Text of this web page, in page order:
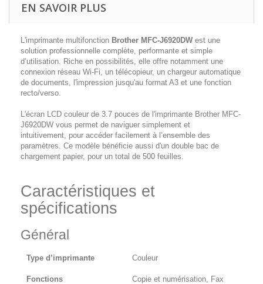
EN SAVOIR PLUS
L'imprimante multifonction Brother MFC-J6920DW est une
solution professionnelle complète, performante et simple
d’utilisation. Riche en possibilités, elle offre notamment une
connexion réseau Wi-Fi, un télécopieur, un chargeur automatique
de documents, l'impression jusqu'au format A3 et une fonction
recto/verso.
L'écran LCD couleur de 3.7 pouces de l'imprimante Brother MFC-
J6920DW vous permet de naviguer simplement et
intuitivement, pour accéder facilement à l’ensemble des
paramètres. Ce modèle bénéficie aussi d'un double bac de
chargement papier, pour un total de 500 feuilles.
Caractéristiques et
spécifications
Général
Type d’imprimante Couleur
Fonctions Copie et numérisation, Fax